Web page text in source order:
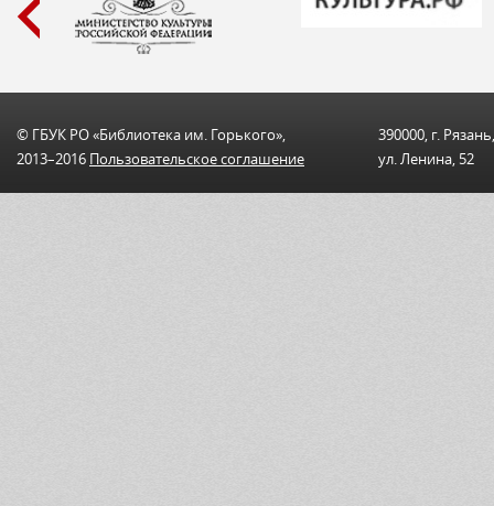
© ГБУК РО «Библиотека им. Горького»,
2013–2016 Пользовательскоe соглашениe
390000, г. Рязань,
ул. Ленина, 52